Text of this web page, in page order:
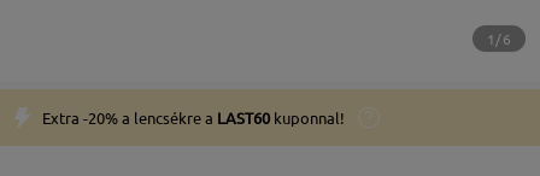
1/6
Extra -20% a lencsékre a LAST60 kuponnal!